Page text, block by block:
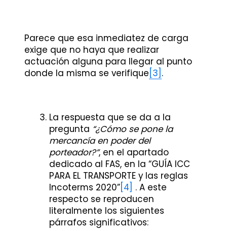
Parece que esa inmediatez de carga
exige que no haya que realizar
actuación alguna para llegar al punto
donde la misma se verifique [3] .
La respuesta que se da a la
pregunta “¿Cómo se pone la
mercancía en poder del
porteador?”, en el apartado
dedicado al FAS, en la “GUÍA ICC
PARA EL TRANSPORTE y las reglas
Incoterms 2020”[4] . A este
respecto se reproducen
literalmente los siguientes
párrafos significativos: